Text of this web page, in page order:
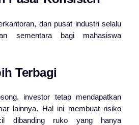
dan pusat industri selalu
sementara bagi mahasiswa
Terbagi
investor tetap mendapatkan
lainnya. Hal ini membuat risiko
dibanding ruko yang hanya